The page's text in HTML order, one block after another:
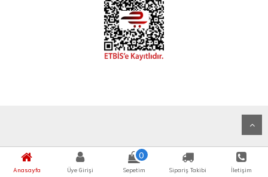
Anasayfa Üye Girişi
0
Sepetim Sipariş Takibi İletişim